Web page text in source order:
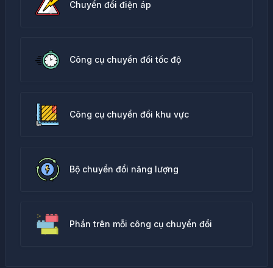
Chuyển đổi điện áp
Công cụ chuyển đổi tốc độ
Công cụ chuyển đổi khu vực
Bộ chuyển đổi năng lượng
Phần trên mỗi công cụ chuyển đổi